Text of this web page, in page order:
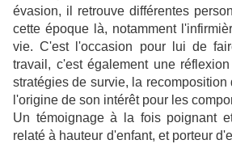
évasion, il retrouve différentes
cette époque là, notamment
vie. C'est l'occasion pour lui de
travail, c'est également une
stratégies de survie, la
l'origine de son intérêt pour les
Un témoignage à la fois poignant
relaté à hauteur d'enfant, et porteur